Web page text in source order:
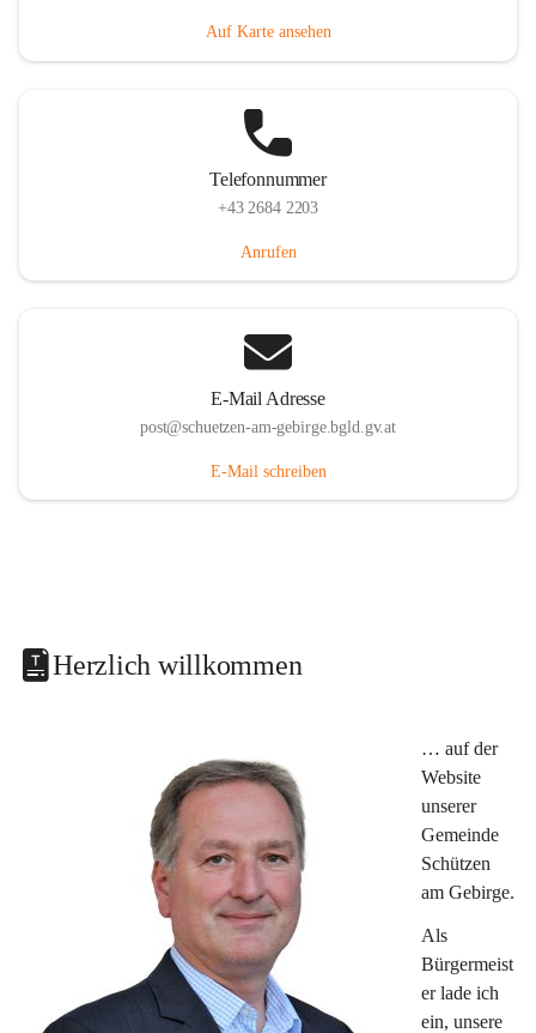
Auf Karte ansehen
Telefonnummer
+43 2684 2203
Anrufen
E-Mail Adresse
post@schuetzen-am-gebirge.bgld.gv.at
E-Mail schreiben
Herzlich willkommen
… auf der
Website
unserer
Gemeinde
Schützen
am Gebirge.
Als
Bürgermeist
er lade ich
ein, unsere